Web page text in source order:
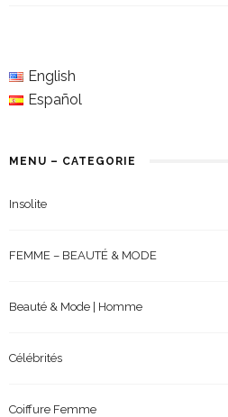
English
Español
MENU – CATEGORIE
Insolite
FEMME – BEAUTÉ & MODE
Beauté & Mode | Homme
Célébrités
Coiffure Femme